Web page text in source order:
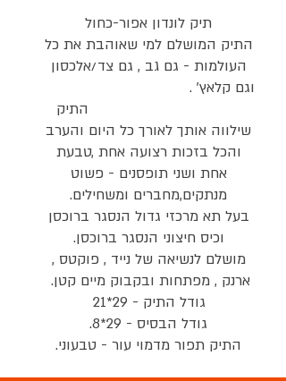
תיק לונדון אפור-כחול
התיק המושלם למי שאוהבת את כל
העולמות - גם גב , גם צד/אלכסון
וגם קלאץ' .
התיק
שילווה אותך לאורך כל היום והערב
והכל בזכות רצועה אחת ,טבעת
אחת ושני תופסנים - פשוט
מנתקים,מחברים ומשחילים.
בעל תא מרכזי גדול הנסגר ברוכסן
וכיס חיצוני הנסגר ברוכסן.
מושלם לנשיאה של נייד , פוקטס ,
ארנק , מפתחות ובקבוק מיים קטן.
גודל התיק - 29*21
גודל הבסיס - 29*8.
התיק תפור מדמוי עור - טבעוני.